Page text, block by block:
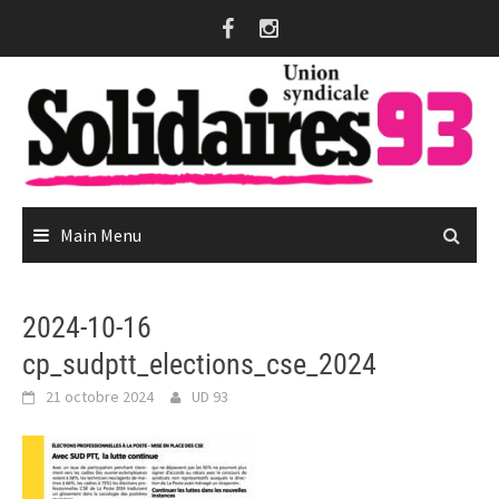
Main Menu
2024-10-16
cp_sudptt_elections_cse_2024
21 octobre 2024 UD 93